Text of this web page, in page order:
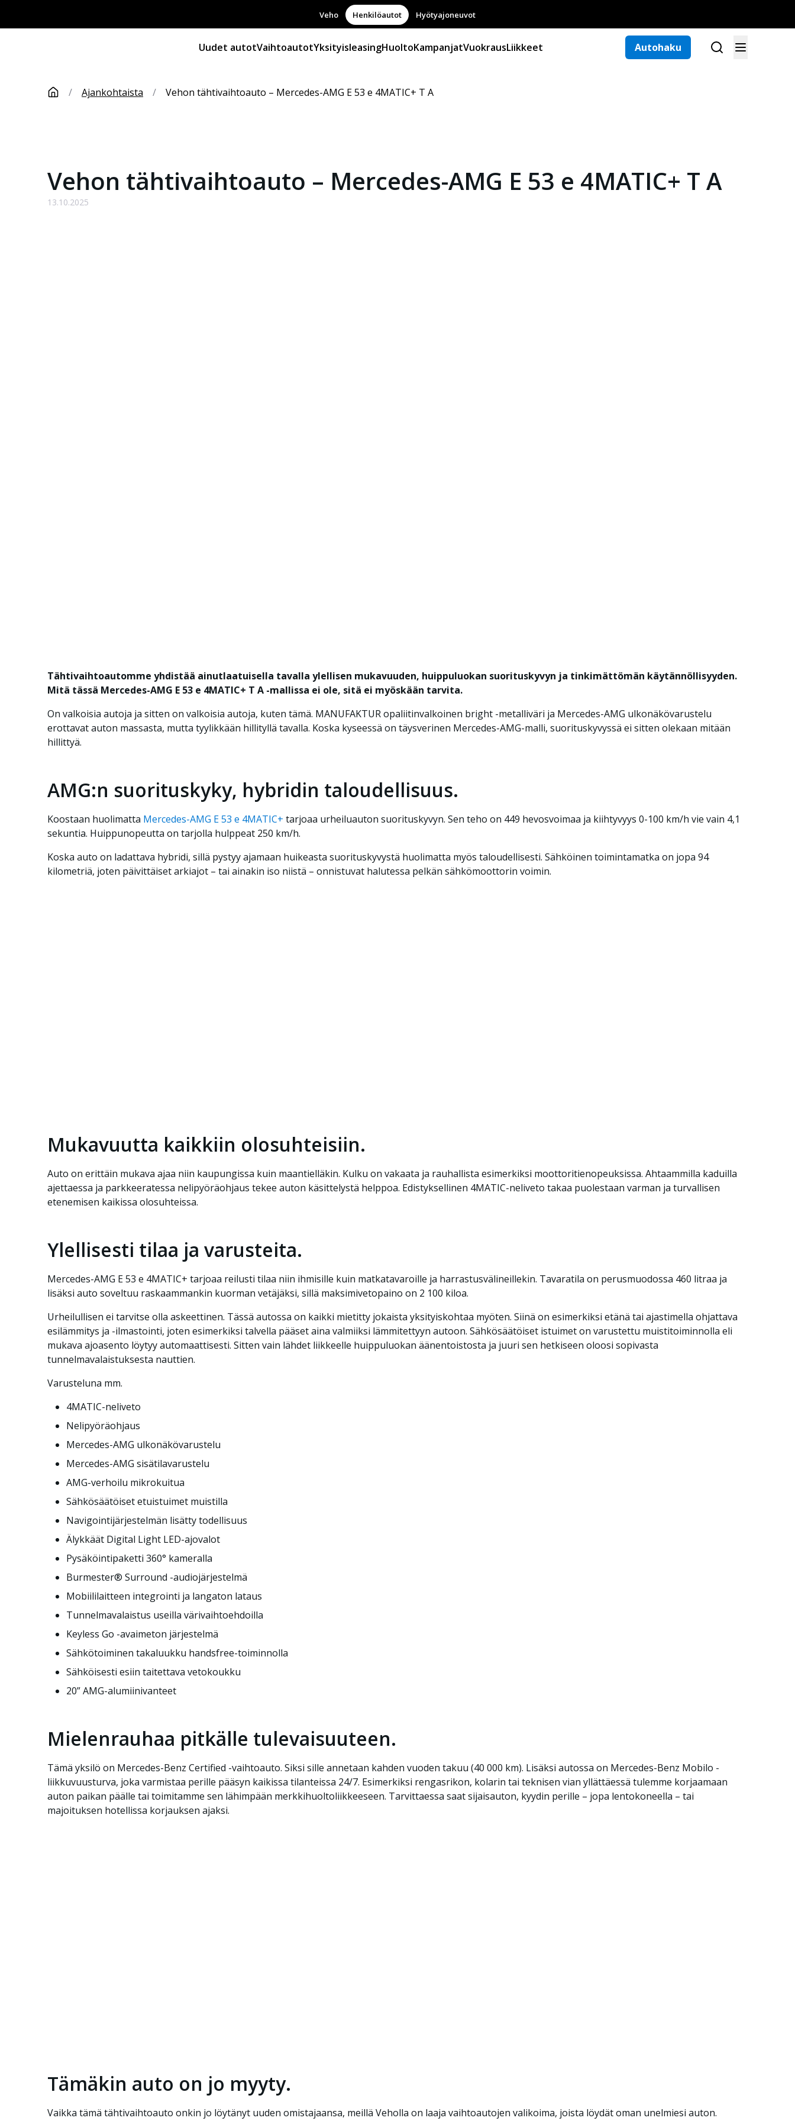
Veho Henkilöautot Hyötyajoneuvot
Uudet autotVaihtoautotYksityisleasingHuoltoKampanjatVuokrausLiikkeet Autohaku
/ Ajankohtaista / Vehon tähtivaihtoauto – Mercedes-AMG E 53 e 4MATIC+ T A
Vehon tähtivaihtoauto – Mercedes-AMG E 53 e 4MATIC+ T A
13.10.2025
Tähtivaihtoautomme yhdistää ainutlaatuisella tavalla ylellisen mukavuuden, huippuluokan suorituskyvyn ja tinkimättömän käytännöllisyyden.
Mitä tässä Mercedes-AMG E 53 e 4MATIC+ T A -mallissa ei ole, sitä ei myöskään tarvita.
On valkoisia autoja ja sitten on valkoisia autoja, kuten tämä. MANUFAKTUR opaliitinvalkoinen bright -metalliväri ja Mercedes-AMG ulkonäkövarustelu
erottavat auton massasta, mutta tyylikkään hillityllä tavalla. Koska kyseessä on täysverinen Mercedes-AMG-malli, suorituskyvyssä ei sitten olekaan mitään
hillittyä.
AMG:n suorituskyky, hybridin taloudellisuus.
Koostaan huolimatta Mercedes-AMG E 53 e 4MATIC+ tarjoaa urheiluauton suorituskyvyn. Sen teho on 449 hevosvoimaa ja kiihtyvyys 0-100 km/h vie vain 4,1
sekuntia. Huippunopeutta on tarjolla hulppeat 250 km/h.
Koska auto on ladattava hybridi, sillä pystyy ajamaan huikeasta suorituskyvystä huolimatta myös taloudellisesti. Sähköinen toimintamatka on jopa 94
kilometriä, joten päivittäiset arkiajot – tai ainakin iso niistä – onnistuvat halutessa pelkän sähkömoottorin voimin.
Mukavuutta kaikkiin olosuhteisiin.
Auto on erittäin mukava ajaa niin kaupungissa kuin maantielläkin. Kulku on vakaata ja rauhallista esimerkiksi moottoritienopeuksissa. Ahtaammilla kaduilla
ajettaessa ja parkkeeratessa nelipyöräohjaus tekee auton käsittelystä helppoa. Edistyksellinen 4MATIC-neliveto takaa puolestaan varman ja turvallisen
etenemisen kaikissa olosuhteissa.
Ylellisesti tilaa ja varusteita.
Mercedes-AMG E 53 e 4MATIC+ tarjoaa reilusti tilaa niin ihmisille kuin matkatavaroille ja harrastusvälineillekin. Tavaratila on perusmuodossa 460 litraa ja
lisäksi auto soveltuu raskaammankin kuorman vetäjäksi, sillä maksimivetopaino on 2 100 kiloa.
Urheilullisen ei tarvitse olla askeettinen. Tässä autossa on kaikki mietitty jokaista yksityiskohtaa myöten. Siinä on esimerkiksi etänä tai ajastimella ohjattava
esilämmitys ja -ilmastointi, joten esimerkiksi talvella pääset aina valmiiksi lämmitettyyn autoon. Sähkösäätöiset istuimet on varustettu muistitoiminnolla eli
mukava ajoasento löytyy automaattisesti. Sitten vain lähdet liikkeelle huippuluokan äänentoistosta ja juuri sen hetkiseen oloosi sopivasta
tunnelmavalaistuksesta nauttien.
Varusteluna mm.
4MATIC-neliveto
Nelipyöräohjaus
Mercedes-AMG ulkonäkövarustelu
Mercedes-AMG sisätilavarustelu
AMG-verhoilu mikrokuitua
Sähkösäätöiset etuistuimet muistilla
Navigointijärjestelmän lisätty todellisuus
Älykkäät Digital Light LED-ajovalot
Pysäköintipaketti 360° kameralla
Burmester® Surround -audiojärjestelmä
Mobiililaitteen integrointi ja langaton lataus
Tunnelmavalaistus useilla värivaihtoehdoilla
Keyless Go -avaimeton järjestelmä
Sähkötoiminen takaluukku handsfree-toiminnolla
Sähköisesti esiin taitettava vetokoukku
20” AMG-alumiinivanteet
Mielenrauhaa pitkälle tulevaisuuteen.
Tämä yksilö on Mercedes-Benz Certified -vaihtoauto. Siksi sille annetaan kahden vuoden takuu (40 000 km). Lisäksi autossa on Mercedes-Benz Mobilo -
liikkuvuusturva, joka varmistaa perille pääsyn kaikissa tilanteissa 24/7. Esimerkiksi rengasrikon, kolarin tai teknisen vian yllättäessä tulemme korjaamaan
auton paikan päälle tai toimitamme sen lähimpään merkkihuoltoliikkeeseen. Tarvittaessa saat sijaisauton, kyydin perille – jopa lentokoneella – tai
majoituksen hotellissa korjauksen ajaksi.
Tämäkin auto on jo myyty.
Vaikka tämä tähtivaihtoauto onkin jo löytänyt uuden omistajaansa, meillä Veholla on laaja vaihtoautojen valikoima, joista löydät oman unelmiesi auton.